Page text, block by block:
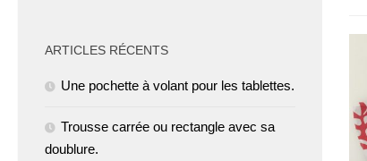
ARTICLES RÉCENTS
Une pochette à volant pour les tablettes.
Trousse carrée ou rectangle avec sa
doublure.